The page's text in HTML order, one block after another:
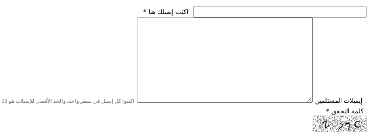
* اكتب إيميلك هنا
* إيميلات المستلمين اكتبوا كل إيميل في سطر واحد، والحد الأقصى للإيميلات هو 20 إيميلا.
* كلمة التحقق